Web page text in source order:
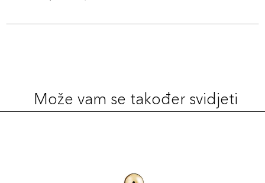
Može vam se također svidjeti